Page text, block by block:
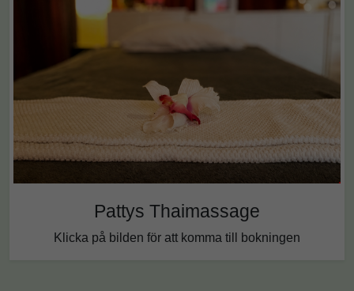
Pattys Thaimassage
Klicka på bilden för att komma till bokningen